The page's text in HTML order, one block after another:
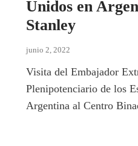
Unidos en
Stanley
junio 2, 2022
Visita del Embajador
Plenipotenciario de los
Argentina al Centro